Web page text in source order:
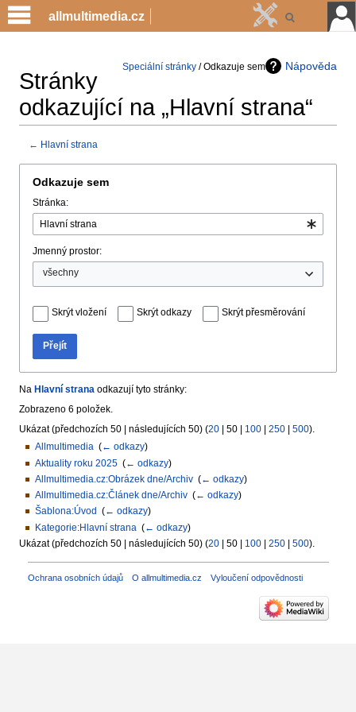
Nápověda
Speciální stránky / Odkazuje sem
Stránky
odkazující na „Hlavní strana“
← Hlavní strana
navigation
search
Odkazuje sem
Stránka:
Jmenný prostor:
všechny
Skrýt vložení Skrýt odkazy Skrýt přesměrování
Přejít
Na Hlavní strana odkazují tyto stránky:
Zobrazeno 6 položek.
Ukázat (předchozích 50 | následujících 50) (20 | 50 | 100 | 250 | 500).
Allmultimedia‎ (← odkazy)
Aktuality roku 2025‎ (← odkazy)
Allmultimedia.cz:Obrázek dne/Archiv‎ (← odkazy)
Allmultimedia.cz:Článek dne/Archiv‎ (← odkazy)
Šablona:Úvod (← odkazy)
Kategorie:Hlavní strana (← odkazy)
Ukázat (předchozích 50 | následujících 50) (20 | 50 | 100 | 250 | 500).
Ochrana osobních údajů O allmultimedia.cz Vyloučení odpovědnosti
allmultimedia.cz